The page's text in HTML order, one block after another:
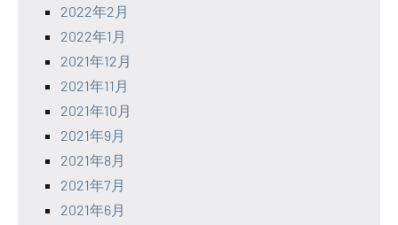
2022年2月
2022年1月
2021年12月
2021年11月
2021年10月
2021年9月
2021年8月
2021年7月
2021年6月